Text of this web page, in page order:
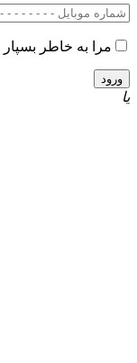
مرا به خاطر بسپار
یا